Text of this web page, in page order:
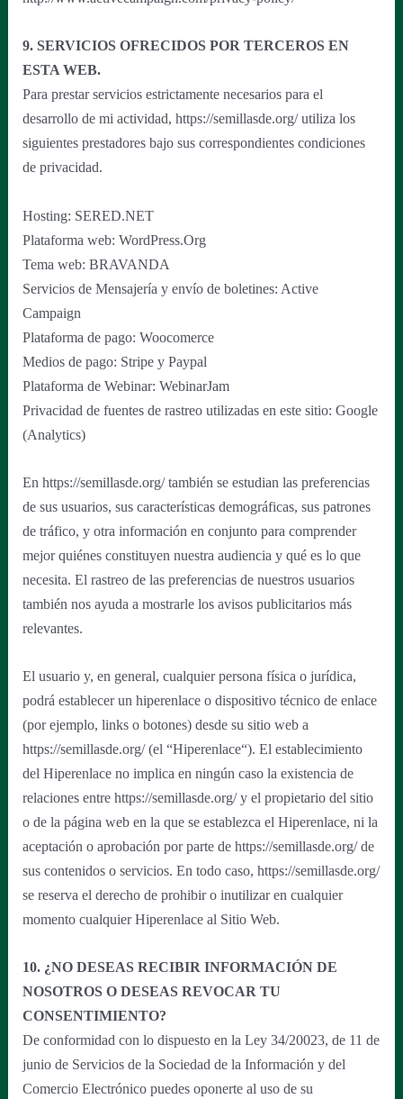
9. SERVICIOS OFRECIDOS POR TERCEROS EN
ESTA WEB.
Para prestar servicios estrictamente necesarios para el
desarrollo de mi actividad, https://semillasde.org/ utiliza los
siguientes prestadores bajo sus correspondientes condiciones
de privacidad.
Hosting: SERED.NET
Plataforma web: WordPress.Org
Tema web: BRAVANDA
Servicios de Mensajería y envío de boletines: Active
Campaign
Plataforma de pago: Woocomerce
Medios de pago: Stripe y Paypal
Plataforma de Webinar: WebinarJam
Privacidad de fuentes de rastreo utilizadas en este sitio: Google
(Analytics)
En https://semillasde.org/ también se estudian las preferencias
de sus usuarios, sus características demográficas, sus patrones
de tráfico, y otra información en conjunto para comprender
mejor quiénes constituyen nuestra audiencia y qué es lo que
necesita. El rastreo de las preferencias de nuestros usuarios
también nos ayuda a mostrarle los avisos publicitarios más
relevantes.
El usuario y, en general, cualquier persona física o jurídica,
podrá establecer un hiperenlace o dispositivo técnico de enlace
(por ejemplo, links o botones) desde su sitio web a
https://semillasde.org/ (el “Hiperenlace“). El establecimiento
del Hiperenlace no implica en ningún caso la existencia de
relaciones entre https://semillasde.org/ y el propietario del sitio
o de la página web en la que se establezca el Hiperenlace, ni la
aceptación o aprobación por parte de https://semillasde.org/ de
sus contenidos o servicios. En todo caso, https://semillasde.org/
se reserva el derecho de prohibir o inutilizar en cualquier
momento cualquier Hiperenlace al Sitio Web.
10. ¿NO DESEAS RECIBIR INFORMACIÓN DE
NOSOTROS O DESEAS REVOCAR TU
CONSENTIMIENTO?
De conformidad con lo dispuesto en la Ley 34/20023, de 11 de
junio de Servicios de la Sociedad de la Información y del
Comercio Electrónico puedes oponerte al uso de su